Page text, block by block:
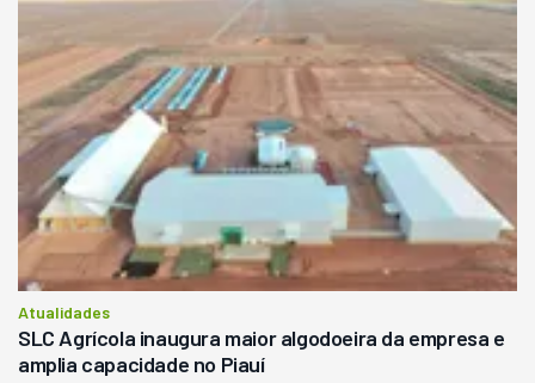
Atualidades
SLC Agrícola inaugura maior algodoeira da empresa e
amplia capacidade no Piauí